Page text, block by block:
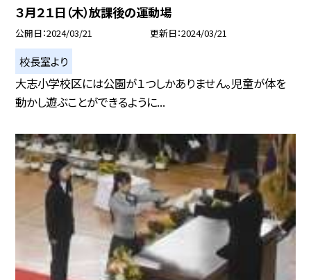
３月２１日（木）放課後の運動場
公開日 2024/03/21 更新日 2024/03/21
校長室より
大志小学校区には公園が１つしかありません。児童が体を
動かし遊ぶことができるように...